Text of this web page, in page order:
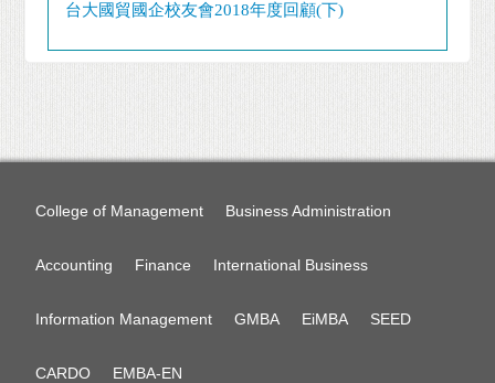
台大國貿國企校友會2018年度回顧(下)
College of Management Business Administration
Accounting Finance International Business
Information Management GMBA EiMBA SEED
CARDO EMBA-EN